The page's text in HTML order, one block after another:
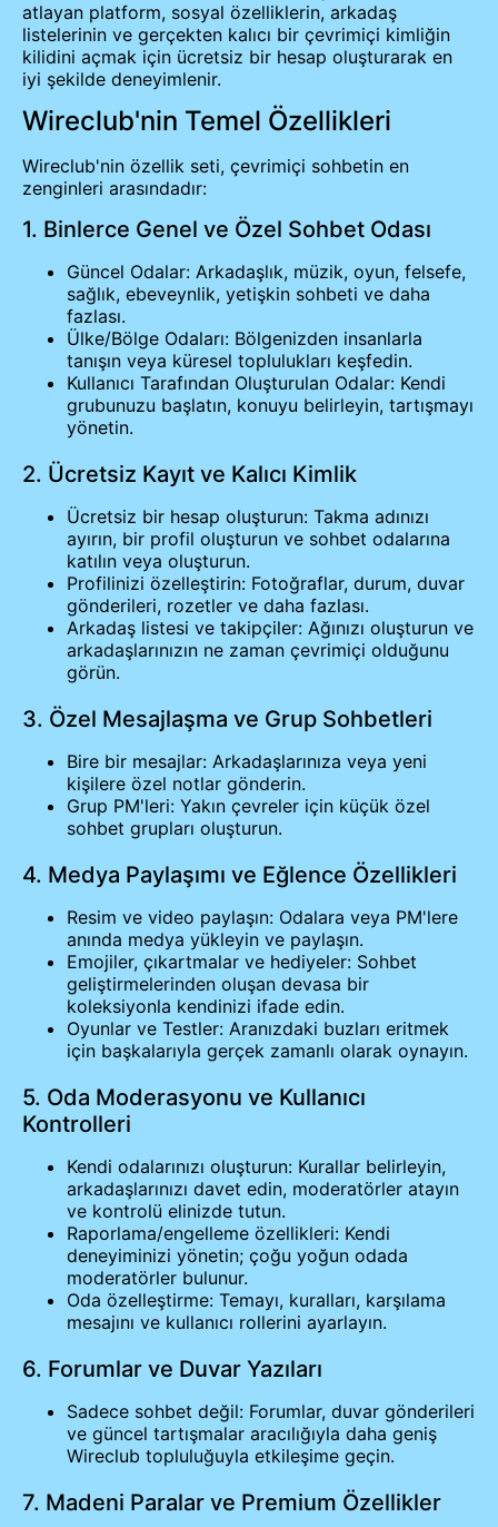
atlayan platform, sosyal özelliklerin, arkadaş
listelerinin ve gerçekten kalıcı bir çevrimiçi kimliğin
kilidini açmak için ücretsiz bir hesap oluşturarak en
iyi şekilde deneyimlenir.
Wireclub'nin Temel Özellikleri
Wireclub'nin özellik seti, çevrimiçi sohbetin en
zenginleri arasındadır:
1. Binlerce Genel ve Özel Sohbet Odası
Güncel Odalar: Arkadaşlık, müzik, oyun, felsefe,
sağlık, ebeveynlik, yetişkin sohbeti ve daha
fazlası.
Ülke/Bölge Odaları: Bölgenizden insanlarla
tanışın veya küresel toplulukları keşfedin.
Kullanıcı Tarafından Oluşturulan Odalar: Kendi
grubunuzu başlatın, konuyu belirleyin, tartışmayı
yönetin.
2. Ücretsiz Kayıt ve Kalıcı Kimlik
Ücretsiz bir hesap oluşturun: Takma adınızı
ayırın, bir profil oluşturun ve sohbet odalarına
katılın veya oluşturun.
Profilinizi özelleştirin: Fotoğraflar, durum, duvar
gönderileri, rozetler ve daha fazlası.
Arkadaş listesi ve takipçiler: Ağınızı oluşturun ve
arkadaşlarınızın ne zaman çevrimiçi olduğunu
görün.
3. Özel Mesajlaşma ve Grup Sohbetleri
Bire bir mesajlar: Arkadaşlarınıza veya yeni
kişilere özel notlar gönderin.
Grup PM'leri: Yakın çevreler için küçük özel
sohbet grupları oluşturun.
4. Medya Paylaşımı ve Eğlence Özellikleri
Resim ve video paylaşın: Odalara veya PM'lere
anında medya yükleyin ve paylaşın.
Emojiler, çıkartmalar ve hediyeler: Sohbet
geliştirmelerinden oluşan devasa bir
koleksiyonla kendinizi ifade edin.
Oyunlar ve Testler: Aranızdaki buzları eritmek
için başkalarıyla gerçek zamanlı olarak oynayın.
5. Oda Moderasyonu ve Kullanıcı
Kontrolleri
Kendi odalarınızı oluşturun: Kurallar belirleyin,
arkadaşlarınızı davet edin, moderatörler atayın
ve kontrolü elinizde tutun.
Raporlama/engelleme özellikleri: Kendi
deneyiminizi yönetin; çoğu yoğun odada
moderatörler bulunur.
Oda özelleştirme: Temayı, kuralları, karşılama
mesajını ve kullanıcı rollerini ayarlayın.
6. Forumlar ve Duvar Yazıları
Sadece sohbet değil: Forumlar, duvar gönderileri
ve güncel tartışmalar aracılığıyla daha geniş
Wireclub topluluğuyla etkileşime geçin.
7. Madeni Paralar ve Premium Özellikler